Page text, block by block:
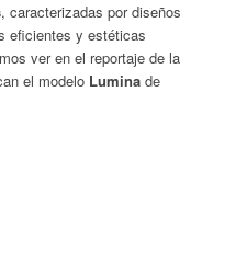
, caracterizadas por diseños
eficientes y estéticas
ver en el reportaje de la
el modelo Luminade